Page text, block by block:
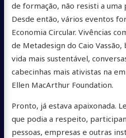
de formação, não resisti a uma
Desde então, vários eventos
Economia Circular. Vivências
de Metadesign do Caio
vida mais sustentável,
cabecinhas mais ativistas na
Ellen MacArthur Foundation.
Pronto, já estava apaixonada.
que podia a respeito,
pessoas, empresas e outras